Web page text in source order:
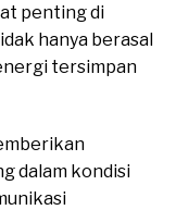
penting di
hanya berasal
tersimpan
dalam kondisi